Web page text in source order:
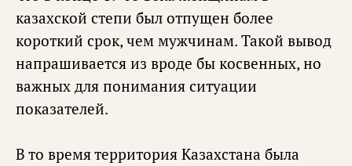
казахской степи был отпущен более
короткий срок, чем мужчинам. Такой вывод
напрашивается из вроде бы косвенных, но
важных для понимания ситуации
показателей.
В то время территория Казахстана была